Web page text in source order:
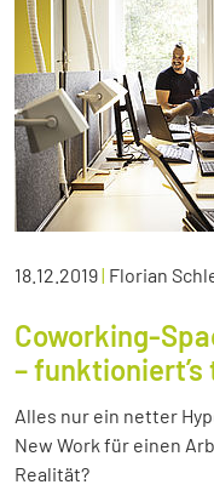
18.12.2019| Florian
Coworking-
–
Alles nur ein netter
New Work für einen
Realität?